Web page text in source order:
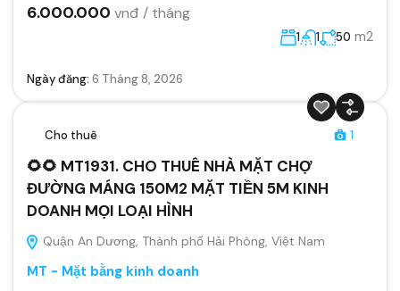
6.000.000 vnđ / tháng
1 1 50 m2
Ngày đăng: 6 Tháng 8, 2026
Cho thuê 1
🌻🌻 MT1931. CHO THUÊ NHÀ MẶT CHỢ
ĐƯỜNG MÁNG 150M2 MẶT TIỀN 5M KINH
DOANH MỌI LOẠI HÌNH
Quận An Dương, Thành phố Hải Phòng, Việt Nam
MT - Mặt bằng kinh doanh